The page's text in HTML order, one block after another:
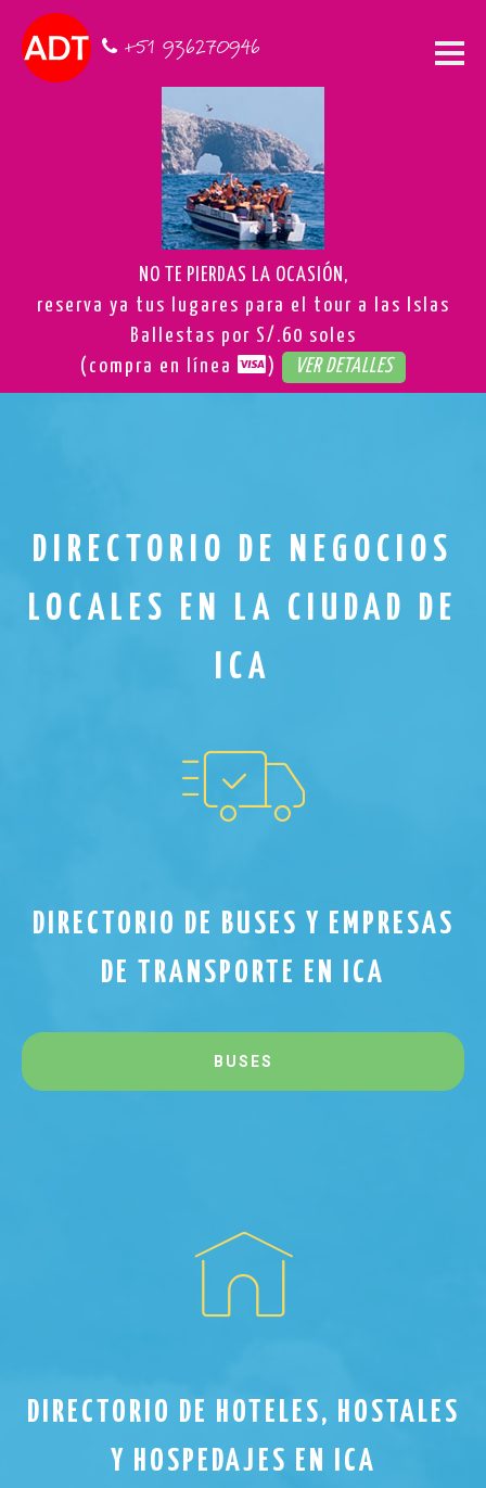
+51 936270946
NO TE PIERDAS LA OCASIÓN,
reserva ya tus lugares para el tour a las Islas
Ballestas por S/.60 soles
(compra en línea
) VER DETALLES
DIRECTORIO DE NEGOCIOS
LOCALES EN LA CIUDAD DE
ICA
DIRECTORIO DE BUSES Y EMPRESAS
DE TRANSPORTE EN ICA
BUSES
DIRECTORIO DE HOTELES, HOSTALES
Y HOSPEDAJES EN ICA